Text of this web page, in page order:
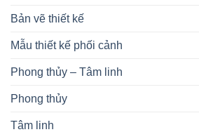
Bản vẽ thiết kế
Mẫu thiết kế phối cảnh
Phong thủy – Tâm linh
Phong thủy
Tâm linh